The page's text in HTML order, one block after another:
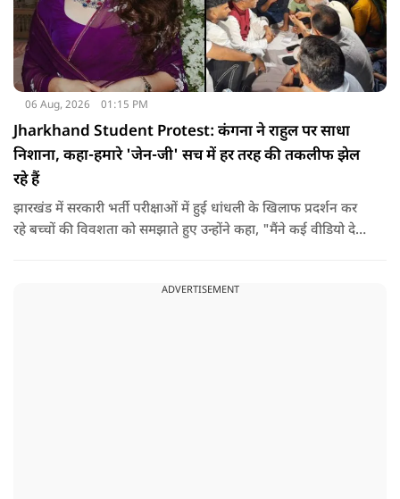
06 Aug, 2026 01:15 PM
Jharkhand Student Protest: कंगना ने राहुल पर साधा
निशाना, कहा-हमारे 'जेन-जी' सच में हर तरह की तकलीफ झेल
रहे हैं
झारखंड में सरकारी भर्ती परीक्षाओं में हुई धांधली के खिलाफ प्रदर्शन कर
रहे बच्चों की विवशता को समझाते हुए उन्होंने कहा, "मैंने कई वीडियो देखे
यहां तक गंभीर हैं कि बच्चों के पास ऑनलाइन फूड नहीं जा पा रहा है. ऐसी
ADVERTISEMENT